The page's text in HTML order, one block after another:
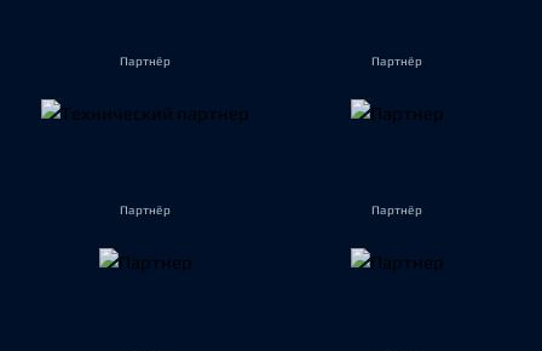
Партнёр Партнёр
Партнёр Партнёр